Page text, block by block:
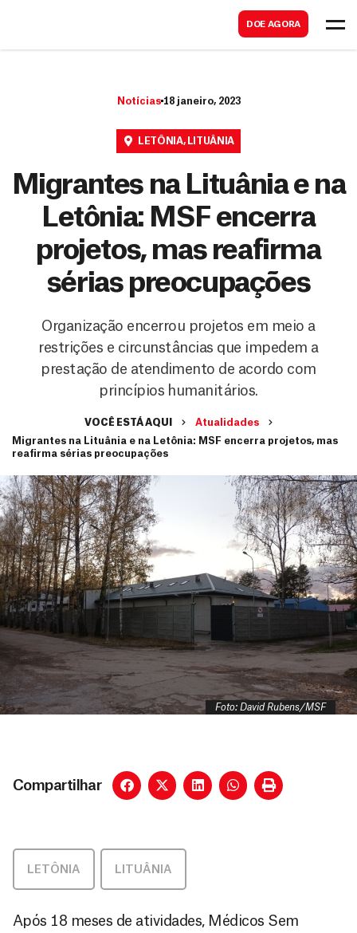
DOE AGORA
r
Notícias 18 janeiro, 2023
LETÔNIA, LITUÂNIA
Migrantes na Lituânia e na
Letônia: MSF encerra
projetos, mas reafirma
sérias preocupações
Organização encerrou projetos em meio a
restrições e circunstâncias que impedem a
prestação de atendimento de acordo com
princípios humanitários.
VOCÊ ESTÁ AQUI
Atualidades
Migrantes na Lituânia e na Letônia: MSF encerra projetos, mas
reafirma sérias preocupações
Foto: David Rubens/MSF
Compartilhar
LETÔNIA LITUÂNIA
Após 18 meses de atividades, Médicos Sem
a
r